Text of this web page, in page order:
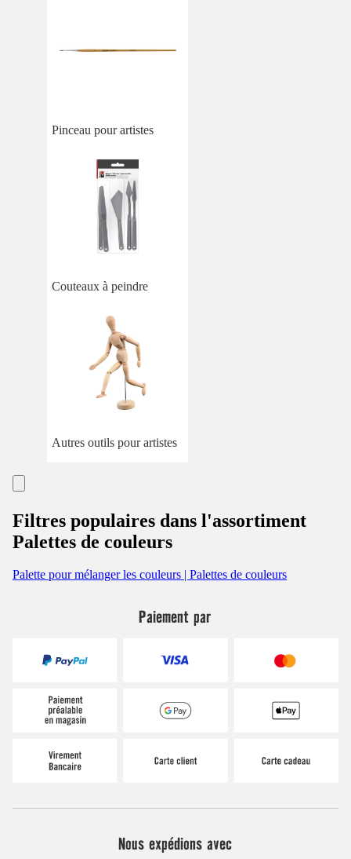
Pinceau pour artistes
Couteaux à peindre
Autres outils pour artistes
Filtres populaires dans l'assortiment
Palettes de couleurs
Palette pour mélanger les couleurs | Palettes de couleurs
Paiement par
Nous expédions avec